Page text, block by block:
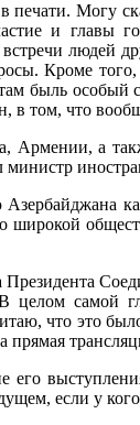
печати.
и главы
людей
Кроме
особый
в том, что
Арме­нии, а
широкой
самой
что это
если у